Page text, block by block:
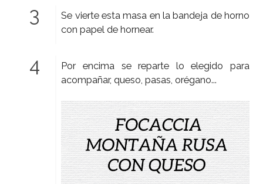
Se vierte esta masa en la bandeja de horno
con papel de hornear.
Por encima se reparte lo elegido para
acompañar, queso, pasas, orégano...